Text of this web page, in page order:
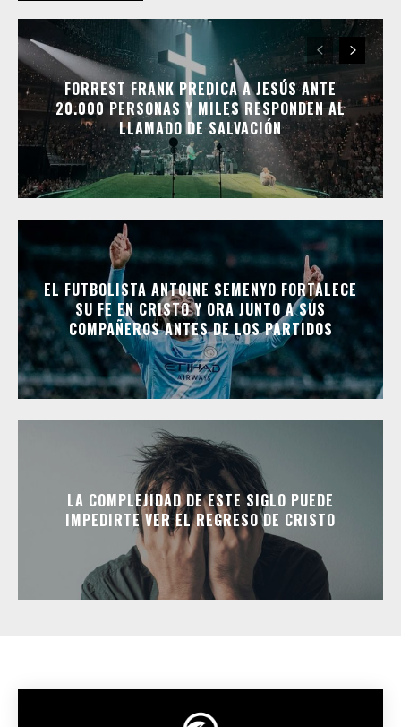
FORREST FRANK PREDICA A JESÚS ANTE
20.000 PERSONAS Y MILES RESPONDEN AL
LLAMADO DE SALVACIÓN
EL FUTBOLISTA ANTOINE SEMENYO FORTALECE
SU FE EN CRISTO Y ORA JUNTO A SUS
COMPAÑEROS ANTES DE LOS PARTIDOS
LA COMPLEJIDAD DE ESTE SIGLO PUEDE
IMPEDIRTE VER EL REGRESO DE CRISTO